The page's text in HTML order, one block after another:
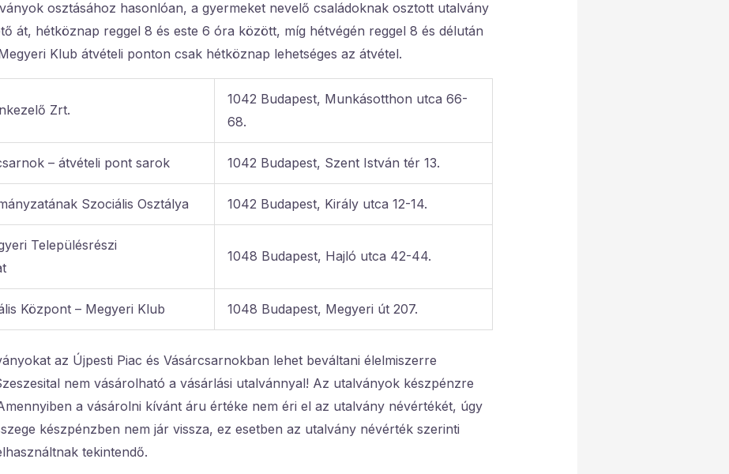
osztásához hasonlóan, a gyermeket nevelő családoknak osztott utalvány
át, hétköznap reggel 8 és este 6 óra között, míg hétvégén reggel 8 és délután
Klub átvételi ponton csak hétköznap lehetséges az átvétel.
Zrt.
1042 Budapest, Munkásotthon utca 66-
68.
– átvételi pont sarok 1042 Budapest, Szent István tér 13.
Szociális Osztálya 1042 Budapest, Király utca 12-14.
Településrészi
1048 Budapest, Hajló utca 42-44.
Központ – Megyeri Klub 1048 Budapest, Megyeri út 207.
az Újpesti Piac és Vásárcsarnokban lehet beváltani élelmiszerre
nem vásárolható a vásárlási utalvánnyal! Az utalványok készpénzre
a vásárolni kívánt áru értéke nem éri el az utalvány névértékét, úgy
készpénzben nem jár vissza, ez esetben az utalvány névérték szerinti
tekintendő.